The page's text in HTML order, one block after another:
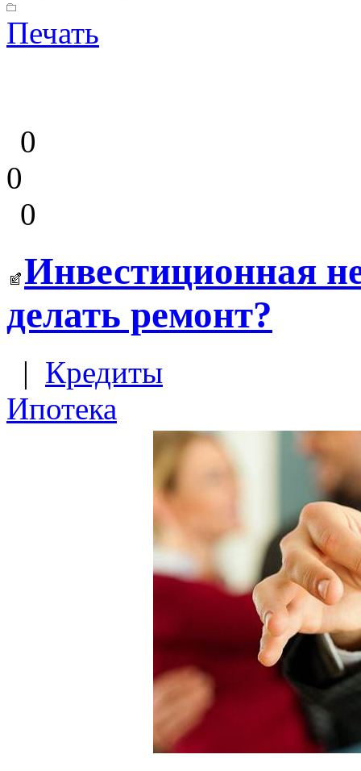
Печать
0
0
0
Инвестиционная
делать ремонт?
| Кредиты
Ипотека